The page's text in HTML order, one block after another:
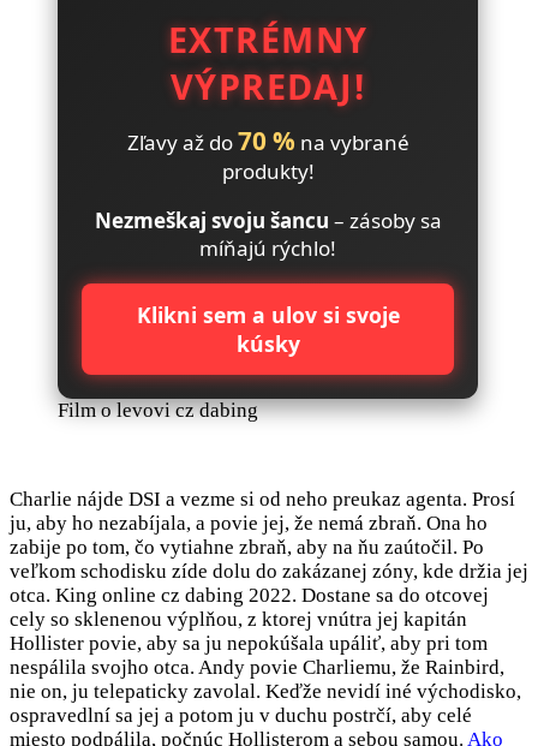
EXTRÉMNY
VÝPREDAJ!
Zľavy až do70 % na vybrané
produkty!
Nezmeškaj svoju šancu – zásoby sa
míňajú rýchlo!
Klikni sem a ulov si svoje
kúsky
Film o levovi cz dabing
Charlie nájde DSI a vezme si od neho preukaz agenta. Prosí
ju, aby ho nezabíjala, a povie jej, že nemá zbraň. Ona ho
zabije po tom, čo vytiahne zbraň, aby na ňu zaútočil. Po
veľkom schodisku zíde dolu do zakázanej zóny, kde držia jej
otca. King online cz dabing 2022. Dostane sa do otcovej
cely so sklenenou výplňou, z ktorej vnútra jej kapitán
Hollister povie, aby sa ju nepokúšala upáliť, aby pri tom
nespálila svojho otca. Andy povie Charliemu, že Rainbird,
nie on, ju telepaticky zavolal. Keďže nevidí iné východisko,
ospravedlní sa jej a potom ju v duchu postrčí, aby celé
miesto podpálila, počnúc Hollisterom a sebou samou. Ako